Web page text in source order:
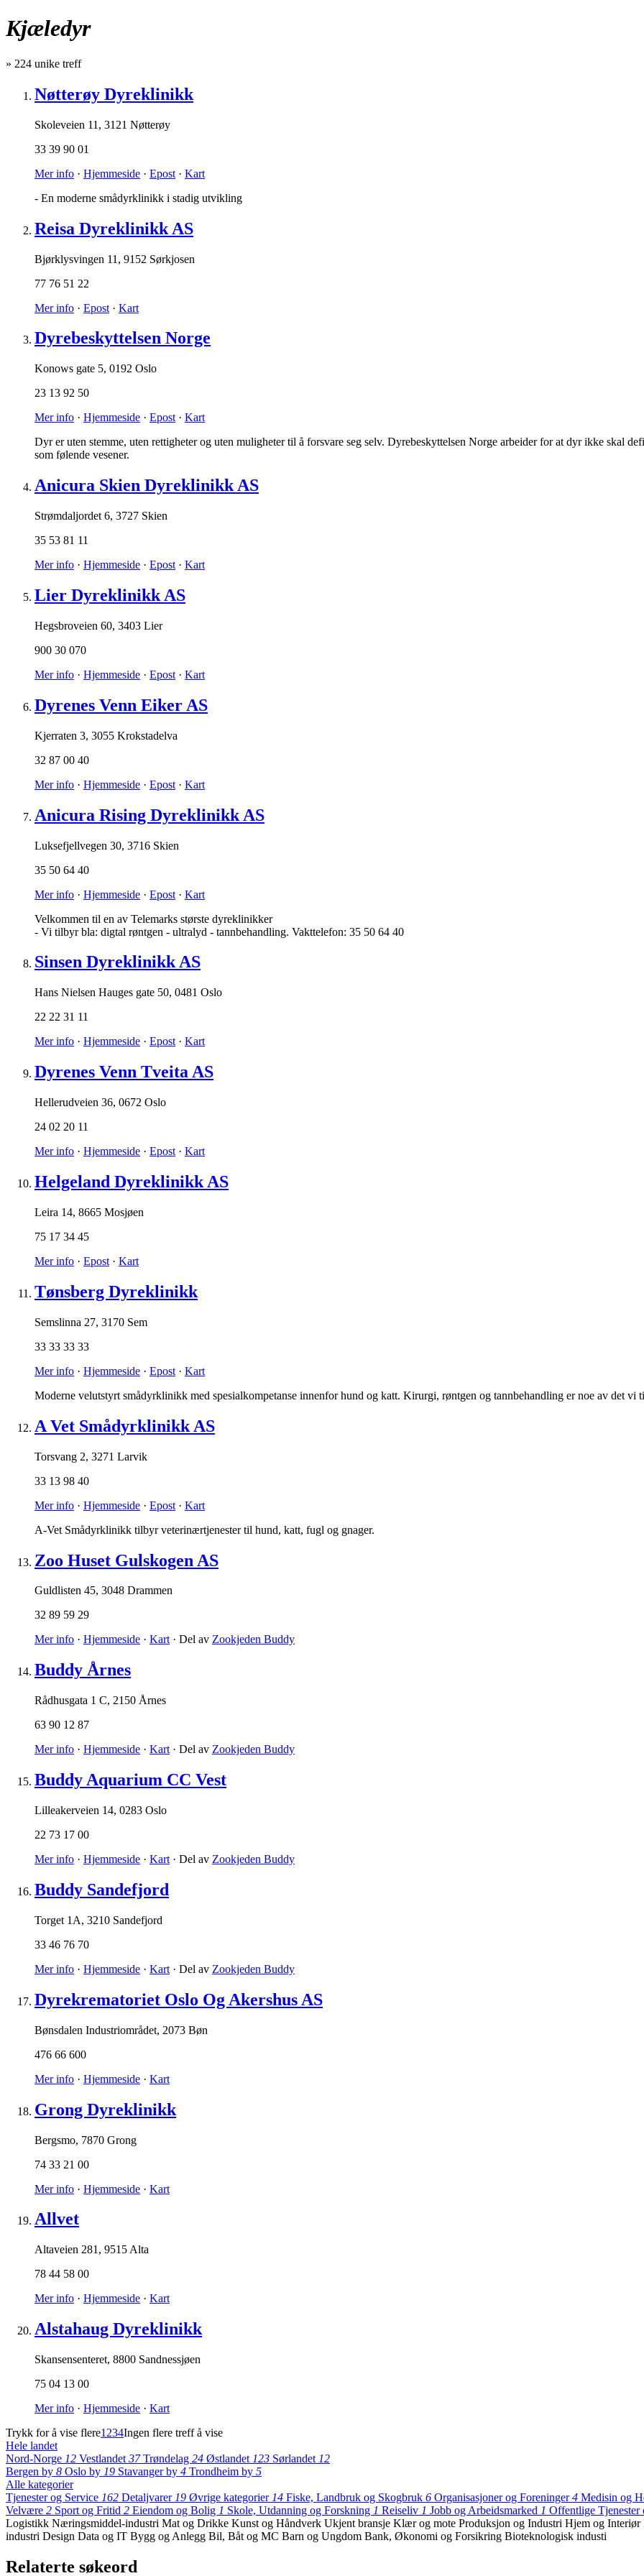
Kjæledyr
» 224 unike treff
Nøtterøy Dyreklinikk
Skoleveien 11 , 3121 Nøtterøy
33 39 90 01
Mer info · Hjemmeside · Epost · Kart
- En moderne smådyrklinikk i stadig utvikling
Reisa Dyreklinikk AS
Bjørklysvingen 11 , 9152 Sørkjosen
77 76 51 22
Mer info · Epost · Kart
Dyrebeskyttelsen Norge
Konows gate 5, 0192 Oslo
23 13 92 50
Mer info · Hjemmeside · Epost · Kart
Dyr er uten stemme, uten rettigheter og uten muligheter til å forsvare seg selv. Dyrebeskyttelsen Norge arbeider for at dyr ikke skal
som følende vesener.
Anicura Skien Dyreklinikk AS
Strømdaljordet 6, 3727 Skien
35 53 81 11
Mer info · Hjemmeside · Epost · Kart
Lier Dyreklinikk AS
Hegsbroveien 60, 3403 Lier
900 30 070
Mer info · Hjemmeside · Epost · Kart
Dyrenes Venn Eiker AS
Kjerraten 3, 3055 Krokstadelva
32 87 00 40
Mer info · Hjemmeside · Epost · Kart
Anicura Rising Dyreklinikk AS
Luksefjellvegen 30, 3716 Skien
35 50 64 40
Mer info · Hjemmeside · Epost · Kart
Velkommen til en av Telemarks største dyreklinikker
- Vi tilbyr bla: digtal røntgen - ultralyd - tannbehandling. Vakttelefon: 35 50 64 40
Sinsen Dyreklinikk AS
Hans Nielsen Hauges gate 50, 0481 Oslo
22 22 31 11
Mer info · Hjemmeside · Epost · Kart
Dyrenes Venn Tveita AS
Hellerudveien 36, 0672 Oslo
24 02 20 11
Mer info · Hjemmeside · Epost · Kart
Helgeland Dyreklinikk AS
Leira 14, 8665 Mosjøen
75 17 34 45
Mer info · Epost · Kart
Tønsberg Dyreklinikk
Semslinna 27, 3170 Sem
33 33 33 33
Mer info · Hjemmeside · Epost · Kart
Moderne velutstyrt smådyrklinikk med spesialkompetanse innenfor hund og katt. Kirurgi, røntgen og tannbehandling er noe av det vi
A Vet Smådyrklinikk AS
Torsvang 2, 3271 Larvik
33 13 98 40
Mer info · Hjemmeside · Epost · Kart
A-Vet Smådyrklinikk tilbyr veterinærtjenester til hund, katt, fugl og gnager.
Zoo Huset Gulskogen AS
Guldlisten 45, 3048 Drammen
32 89 59 29
Mer info · Hjemmeside · Kart· Del av Zookjeden Buddy
Buddy Årnes
Rådhusgata 1 C, 2150 Årnes
63 90 12 87
Mer info · Hjemmeside · Kart · Del av Zookjeden Buddy
Buddy Aquarium CC Vest
Lilleakerveien 14, 0283 Oslo
22 73 17 00
Mer info · Hjemmeside · Kart · Del av Zookjeden Buddy
Buddy Sandefjord
Torget 1A, 3210 Sandefjord
33 46 76 70
Mer info · Hjemmeside · Kart · Del av Zookjeden Buddy
Dyrekrematoriet Oslo Og Akershus AS
Bønsdalen Industriområdet, 2073 Bøn
476 66 600
Mer info · Hjemmeside · Kart
Grong Dyreklinikk
Bergsmo, 7870 Grong
74 33 21 00
Mer info · Hjemmeside · Kart
Allvet
Altaveien 281 , 9515 Alta
78 44 58 00
Mer info · Hjemmeside · Kart
Alstahaug Dyreklinikk
Skansensenteret, 8800 Sandnessjøen
75 04 13 00
Mer info · Hjemmeside · Kart
Trykk for å vise flere1 234Ingen flere treff å vise
Hele landet
Nord-Norge 12 Vestlandet 37 Trøndelag 24 Østlandet 123 Sørlandet 12
Bergen by 8 Oslo by 19 Stavanger by 4 Trondheim by 5
Alle kategorier
Tjenester og Service 162 Detaljvarer 19 Øvrige kategorier 14 Fiske, Landbruk og Skogbruk 6 Organisasjoner og Foreninger4 Medisin og
Velvære 2 Sport og Fritid 2 Eiendom og Bolig 1 Skole, Utdanning og Forskning 1 Reiseliv 1 Jobb og Arbeidsmarked 1 Offentlige Tjenester
Logistikk Næringsmiddel-industri Mat og Drikke Kunst og Håndverk Ukjent bransje Klær og mote Produksjon og Industri Hjem og Interiør
industri Design Data og IT Bygg og Anlegg Bil, Båt og MC Barn og Ungdom Bank, Økonomi og Forsikring Bioteknologisk industi
Relaterte søkeord